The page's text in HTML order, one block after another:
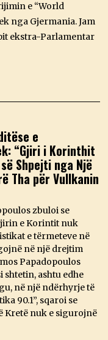
e “World
nga Gjermania. Jam
ekstra-Parlamentar
e
“Gjiri i Korinthit
Shpejti nga Një
Tha për Vullkanin
zbuloi se
e Korintit nuk
e tërmeteve në
në një drejtim
Papadopoulos
shtetin, ashtu edhe
në një ndërhyrje të
90.1”, sqaroi se
Kretë nuk e sigurojnë